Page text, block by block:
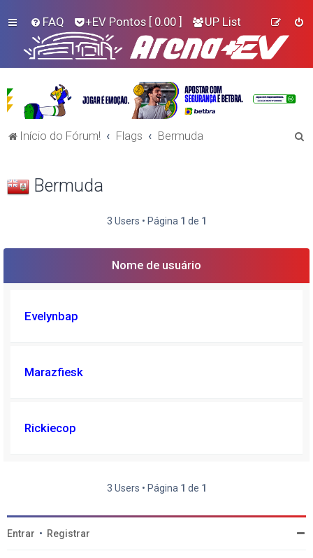
FAQ +EV Pontos [ 0.00 ] UP List
Início do Fórum! Flags Bermuda
s
Bermuda
3 Users • Página 1 de 1
Nome de usuário
Evelynbap
Marazfiesk
Rickiecop
3 Users • Página 1 de 1
Entrar • Registrar